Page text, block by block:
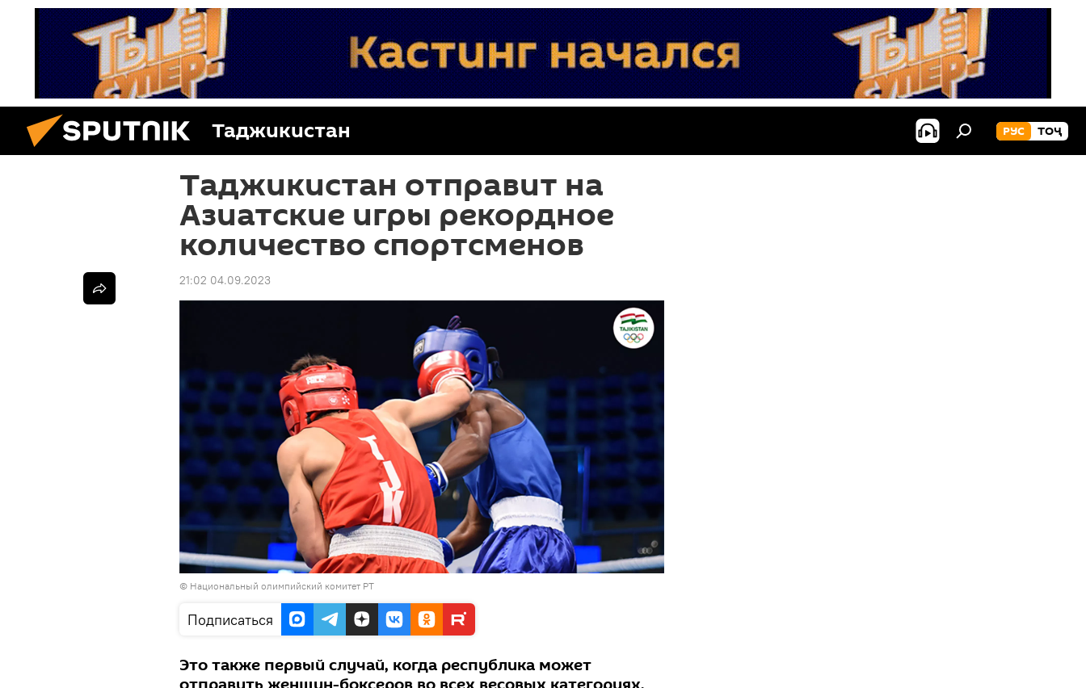
Таджикистан РУС ТОҶ
Таджикистан отправит на
Азиатские игры рекордное
количество спортсменов
21:02 04.09.2023
© Национальный олимпийский комитет РТ
Подписаться
Это также первый случай, когда республика может